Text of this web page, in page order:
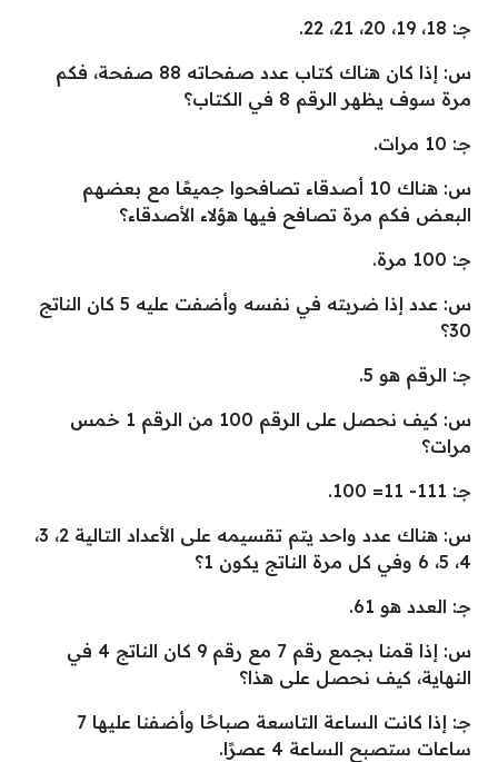
جـ: 18، 19، 20، 21، 22.
س: إذا كان هناك كتاب عدد صفحاته 88 صفحة، فكم
مرة سوف يظهر الرقم 8 في الكتاب؟
جـ: 10 مرات.
س: هناك 10 أصدقاء تصافحوا جميعًا مع بعضهم
البعض فكم مرة تصافح فيها هؤلاء الأصدقاء؟
جـ: 100 مرة.
س: عدد إذا ضربته في نفسه وأضفت عليه 5 كان الناتج
30؟
جـ: الرقم هو 5.
س: كيف نحصل على الرقم 100 من الرقم 1 خمس
مرات؟
جـ: 111- 11= 100.
س: هناك عدد واحد يتم تقسيمه على الأعداد التالية 2، 3،
4، 5، 6 وفي كل مرة الناتج يكون 1؟
جـ: العدد هو 61.
س: إذا قمنا بجمع رقم 7 مع رقم 9 كان الناتج 4 في
النهاية، كيف نحصل على هذا؟
جـ: إذا كانت الساعة التاسعة صباحًا وأضفنا عليها 7
ساعات ستصبح الساعة 4 عصرًا.